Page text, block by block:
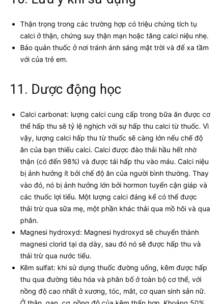
Thận trọng trong các trường hợp có triệu chứng tích tụ
calci ở thận, chứng suy thận mạn hoặc tăng calci niệu nhẹ.
Bảo quản thuốc ở nơi tránh ánh sáng mặt trời và để xa tầm
với của trẻ em.
11. Dược động học
Calci carbonat: lượng calci cung cấp trong bữa ăn được cơ
thể hấp thu sẽ tỷ lệ nghịch với sự hấp thu calci từ thuốc. Vì
vậy, lượng calci hấp thu từ thuốc sẽ càng lớn nếu chế độ
ăn của bạn thiếu calci. Calci được đào thải hầu hết nhờ
thận (có đến 98%) và được tái hấp thu vào máu. Calci niệu
bị ảnh hưởng ít bởi chế độ ăn của người bình thường. Thay
vào đó, nó bị ảnh hưởng lớn bởi hormon tuyến cận giáp và
các thuốc lợi tiểu. Một lượng calci đáng kể có thể được
thải trừ qua sữa mẹ, một phần khác thải qua mồ hôi và qua
phân.
Magnesi hydroxyd: Magnesi hydroxyd sẽ chuyển thành
magnesi clorid tại dạ dày, sau đó nó sẽ được hấp thu và
thải trừ qua nước tiểu.
Kẽm sulfat: khi sử dụng thuốc đường uống, kẽm được hấp
thu qua đường tiêu hóa và phân bố ở toàn bộ cơ thể, với
nồng độ cao nhất ở xương, tóc, mắt, cơ quan sinh sản nữ.